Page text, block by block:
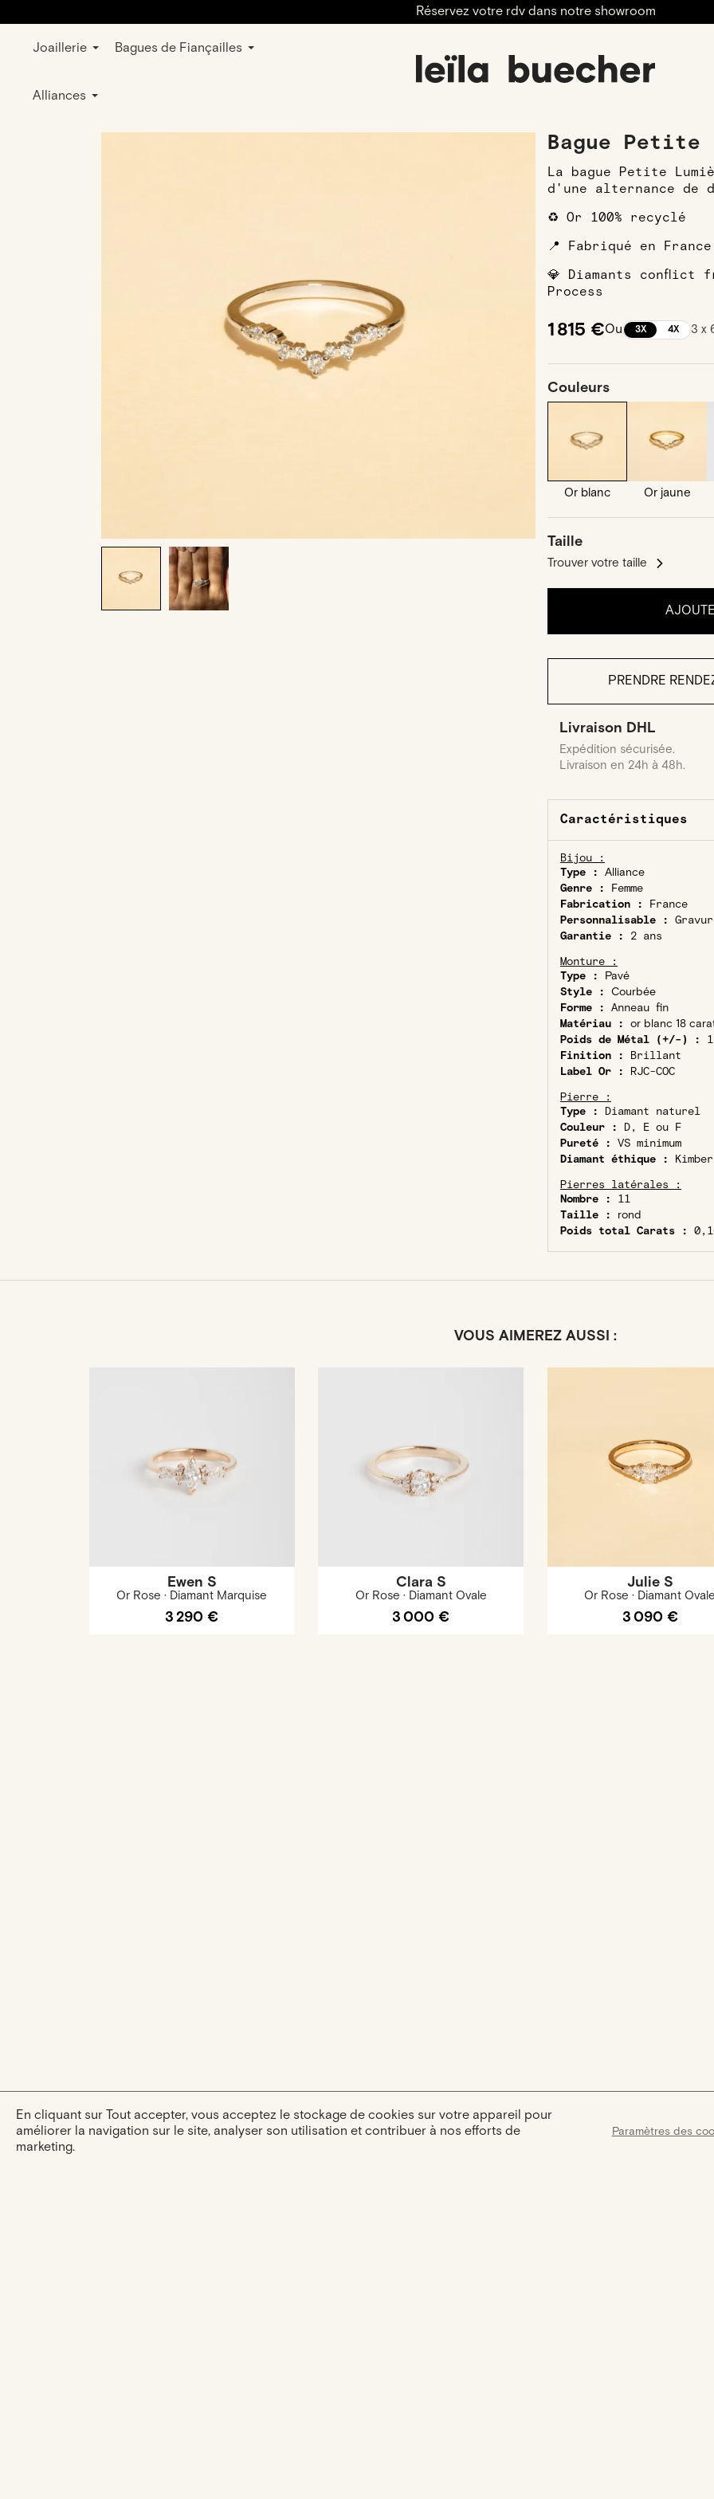
En cliquant sur Tout accepter, vous acceptez le stockage de cookies sur votre appareil pour
améliorer la navigation sur le site, analyser son utilisation et contribuer à nos efforts de
marketing.
Paramètres des
Réservez votre rdv dans notre showroom
Joaillerie Bagues de Fiançailles
Alliances
Bague Petite
La bague Petite
d'une alternance
♻️ Or 100% recyclé
📍 Fabriqué en France
💎 Diamants conflict
Process
1 815 €Ou 3X 4X 3 x
Couleurs
Or blanc Or jaune
Taille
Trouver votre taille
PRENDRE
Livraison DHL
Expédition sécurisée.
Livraison en 24h à 48h.
Caractéristiques
Bijou :
Type : Alliance
Genre :
Femme
Fabrication :
France
Personnalisable :
Garantie :
2 ans
Monture :
Type :
Pavé
Style : Courbée
Forme : Anneau fin
Matériau : or blanc 18
Poids de Métal (+/-) :
Finition :
Brillant
Label Or :
RJC-COC
Pierre :
Type :
Diamant naturel
Couleur :
D, E ou F
Pureté : VS minimum
Diamant éthique :
Pierres latérales :
Nombre :
11
Taille :
rond
Poids total Carats :
VOUS AIMEREZ AUSSI :
Ewen S
Or Rose · Diamant Marquise
3 290 €
Clara S
Or Rose · Diamant Ovale
3 000 €
Julie S
Or Rose · Diamant
3 090 €